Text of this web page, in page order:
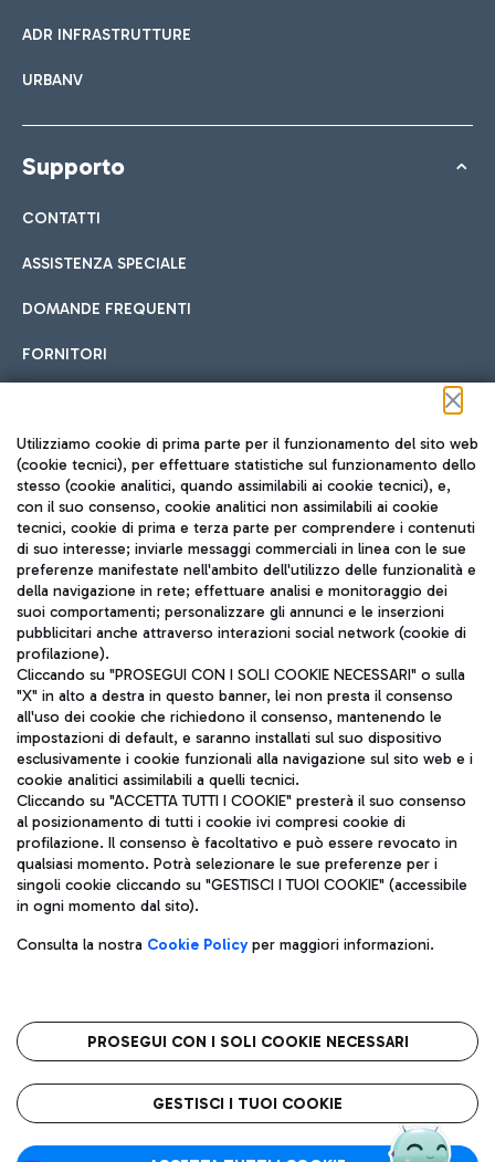
ADR INFRASTRUTTURE
URBANV
Supporto
CONTATTI
ASSISTENZA SPECIALE
DOMANDE FREQUENTI
FORNITORI
Seguici sui social
TRAVEL JOURNAL
ITA
Aeroporti di Roma S.p.A. - Società soggetta a direzione e
coordinamento di Mundys S.p.A.
Codice fiscale e Registro delle Imprese di Roma 13032990155 P.
IVA 06572251004
Capitale sociale 62.224.743,00 int. vers.
Sede legale: Via Pier Paolo Racchetti 1 - 00054 Fiumicino (RM)
telefono +39 06 65951
Privacy policy
Note legali
Roma FCO
L'aeroporto stellato
Utilizziamo cookie di prima parte per il funzionamento del sito web
(cookie tecnici), per effettuare statistiche sul funzionamento dello
stesso (cookie analitici, quando assimilabili ai cookie tecnici), e,
con il suo consenso, cookie analitici non assimilabili ai cookie
tecnici, cookie di prima e terza parte per comprendere i contenuti
di suo interesse; inviarle messaggi commerciali in linea con le sue
preferenze manifestate nell'ambito dell'utilizzo delle funzionalità e
della navigazione in rete; effettuare analisi e monitoraggio dei
suoi comportamenti; personalizzare gli annunci e le inserzioni
pubblicitari anche attraverso interazioni social network (cookie di
profilazione).
Cliccando su "PROSEGUI CON I SOLI COOKIE NECESSARI" o sulla
"X" in alto a destra in questo banner, lei non presta il consenso
all'uso dei cookie che richiedono il consenso, mantenendo le
impostazioni di default, e saranno installati sul suo dispositivo
esclusivamente i cookie funzionali alla navigazione sul sito web e i
cookie analitici assimilabili a quelli tecnici.
Cliccando su "ACCETTA TUTTI I COOKIE" presterà il suo consenso
al posizionamento di tutti i cookie ivi compresi cookie di
profilazione. Il consenso è facoltativo e può essere revocato in
qualsiasi momento. Potrà selezionare le sue preferenze per i
singoli cookie cliccando su "GESTISCI I TUOI COOKIE" (accessibile
in ogni momento dal sito).
Consulta la nostra Cookie Policyper maggiori informazioni.
PROSEGUI CON I SOLI COOKIE NECESSARI
GESTISCI I TUOI COOKIE